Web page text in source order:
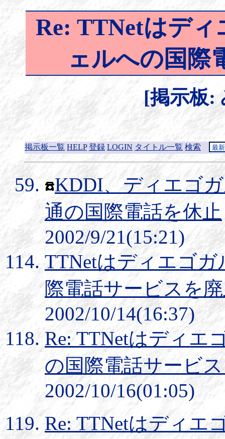
Re: TTNetはデ
ェルへの国際
[掲示板:
掲示板一覧 HELP 登録 LOGIN タイトル一覧 検索
KDDI、ディエゴ
通の国際電話を休止
2002/9/21(15:21)
TTNetはディエゴ
際電話サービスを
2002/10/14(16:37)
Re: TTNetはディエ
の国際電話サービ
2002/10/16(01:05)
Re: TTNetはディエ